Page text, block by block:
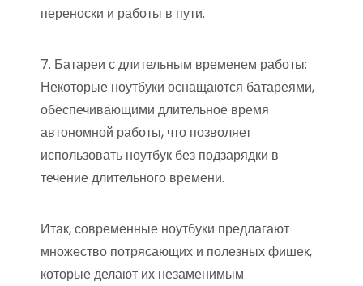
переноски и работы в пути.
7. Батареи с длительным временем работы:
Некоторые ноутбуки оснащаются батареями,
обеспечивающими длительное время
автономной работы, что позволяет
использовать ноутбук без подзарядки в
течение длительного времени.
Итак, современные ноутбуки предлагают
множество потрясающих и полезных фишек,
которые делают их незаменимым